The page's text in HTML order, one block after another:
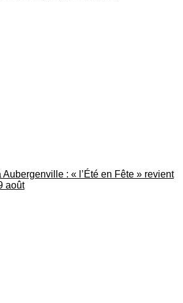
Aubergenville : « l’Été en Fête » revient
août